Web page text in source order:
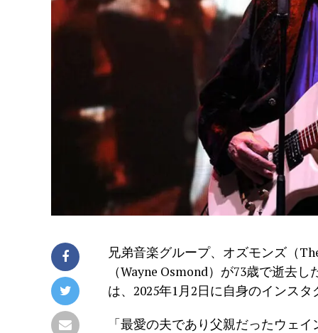
兄弟音楽グループ、オズモンズ（
（Wayne Osmond）が73歳で逝去
は、2025年1月2日に自身のインス
「最愛の夫であり父親だったウェ